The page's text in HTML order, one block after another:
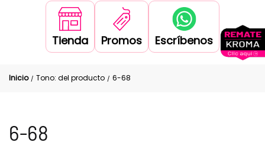
Tienda Promos Escríbenos
Inicio / Tono: del producto / 6-68
6-68